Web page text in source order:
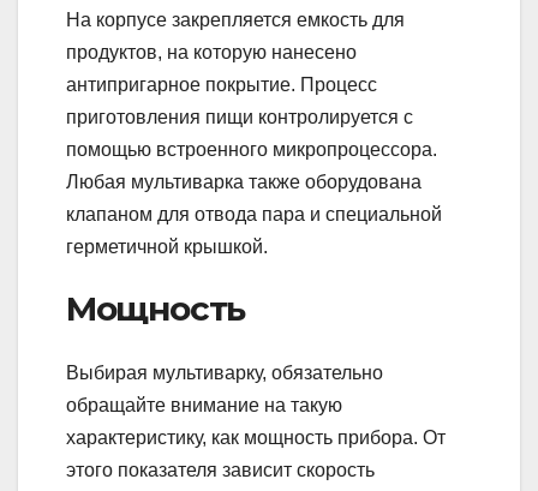
На корпусе закрепляется емкость для
продуктов, на которую нанесено
антипригарное покрытие. Процесс
приготовления пищи контролируется с
помощью встроенного микропроцессора.
Любая мультиварка также оборудована
клапаном для отвода пара и специальной
герметичной крышкой.
Мощность
Выбирая мультиварку, обязательно
обращайте внимание на такую
характеристику, как мощность прибора. От
этого показателя зависит скорость